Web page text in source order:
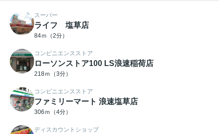
スーパー
ライフ 塩草店
84ｍ（2分）
コンビニエンスストア
ローソンストア100 LS浪速稲荷店
218ｍ（3分）
コンビニエンスストア
ファミリーマート 浪速塩草店
306ｍ（4分）
ディスカウントショップ